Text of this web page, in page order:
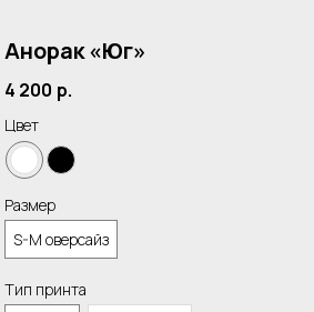
Анорак «Юг»
4 200 р.
Цвет
Размер
S-M оверсайз
Тип принта